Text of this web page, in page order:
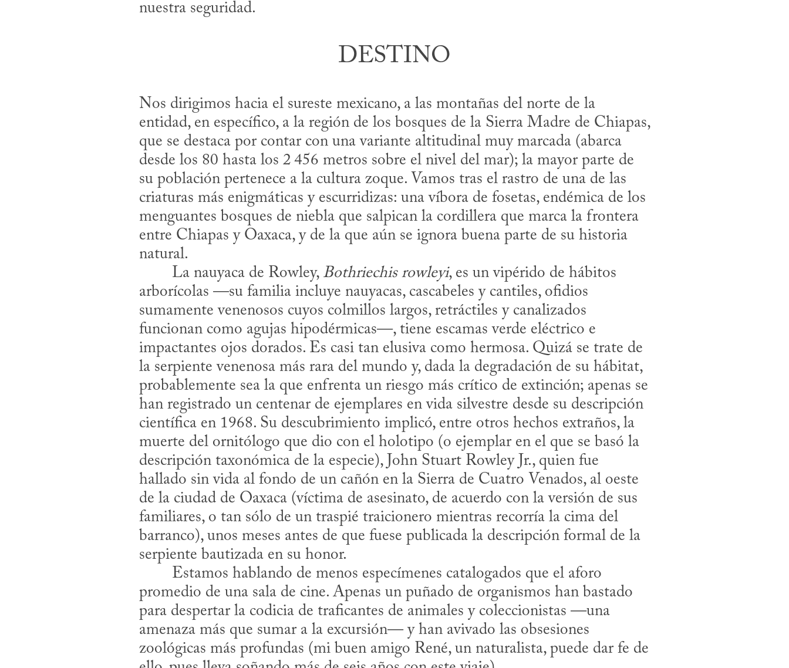
nuestra seguridad.
DESTINO
Nos dirigimos hacia el sureste mexicano, a las montañas del norte de la
entidad, en específico, a la región de los bosques de la Sierra Madre de Chiapas,
que se destaca por contar con una variante altitudinal muy marcada (abarca
desde los 80 hasta los 2 456 metros sobre el nivel del mar); la mayor parte de
su población pertenece a la cultura zoque. Vamos tras el rastro de una de las
criaturas más enigmáticas y escurridizas: una víbora de fosetas, endémica de los
menguantes bosques de niebla que salpican la cordillera que marca la frontera
entre Chiapas y Oaxaca, y de la que aún se ignora buena parte de su historia
natural.
​	La nauyaca de Rowley, Bothriechis rowleyi, es un vipérido de hábitos
arborícolas —su familia incluye nauyacas, cascabeles y cantiles, ofidios
sumamente venenosos cuyos colmillos largos, retráctiles y canalizados
funcionan como agujas hipodérmicas—, tiene escamas verde eléctrico e
impactantes ojos dorados. Es casi tan elusiva como hermosa. Quizá se trate de
la serpiente venenosa más rara del mundo y, dada la degradación de su hábitat,
probablemente sea la que enfrenta un riesgo más crítico de extinción; apenas se
han registrado un centenar de ejemplares en vida silvestre desde su descripción
científica en 1968. Su descubrimiento implicó, entre otros hechos extraños, la
muerte del ornitólogo que dio con el holotipo (o ejemplar en el que se basó la
descripción taxonómica de la especie), John Stuart Rowley Jr., quien fue
hallado sin vida al fondo de un cañón en la Sierra de Cuatro Venados, al oeste
de la ciudad de Oaxaca (víctima de asesinato, de acuerdo con la versión de sus
familiares, o tan sólo de un traspié traicionero mientras recorría la cima del
barranco), unos meses antes de que fuese publicada la descripción formal de la
serpiente bautizada en su honor.
promedio de una sala de cine. Apenas un puñado de organismos han bastado
para despertar la codicia de traficantes de animales y coleccionistas —una
amenaza más que sumar a la excursión— y han avivado las obsesiones
zoológicas más profundas (mi buen amigo René, un naturalista, puede dar fe de